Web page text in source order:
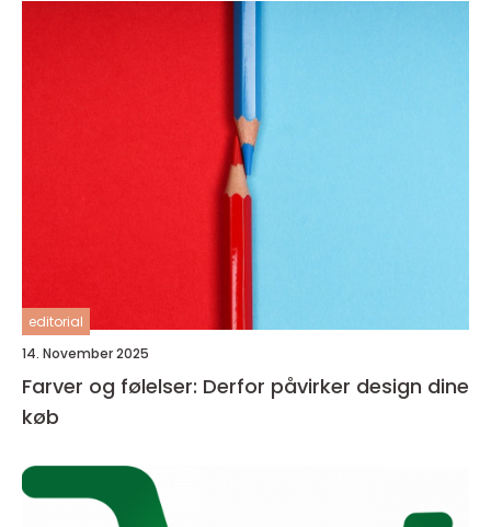
editorial
14. November 2025
Farver og følelser: Derfor påvirker design dine
køb